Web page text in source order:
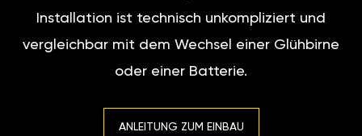
Installation ist technisch unkompliziert und
vergleichbar mit dem Wechsel einer Glühbirne
oder einer Batterie.
ANLEITUNG ZUM EINBAU